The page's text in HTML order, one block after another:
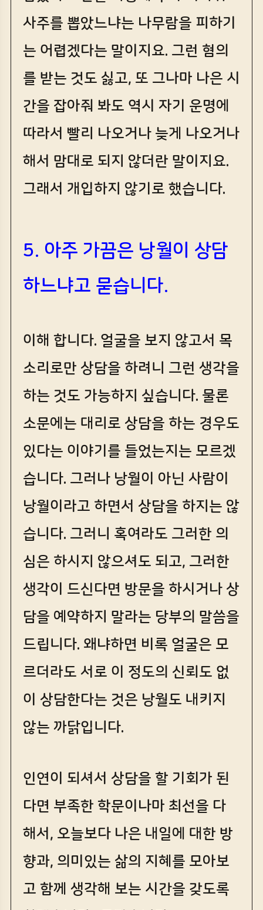
사주를 뽑았느냐는 나무람을 피하기
는 어렵겠다는 말이지요. 그런 혐의
를 받는 것도 싫고, 또 그나마 나은 시
간을 잡아줘 봐도 역시 자기 운명에
따라서 빨리 나오거나 늦게 나오거나
해서 맘대로 되지 않더란 말이지요.
그래서 개입하지 않기로 했습니다.
5. 아주 가끔은 낭월이 상담
하느냐고 묻습니다.
이해 합니다. 얼굴을 보지 않고서 목
소리로만 상담을 하려니 그런 생각을
하는 것도 가능하지 싶습니다. 물론
소문에는 대리로 상담을 하는 경우도
있다는 이야기를 들었는지는 모르겠
습니다. 그러나 낭월이 아닌 사람이
낭월이라고 하면서 상담을 하지는 않
습니다. 그러니 혹여라도 그러한 의
심은 하시지 않으셔도 되고, 그러한
생각이 드신다면 방문을 하시거나 상
담을 예약하지 말라는 당부의 말씀을
드립니다. 왜냐하면 비록 얼굴은 모
르더라도 서로 이 정도의 신뢰도 없
이 상담한다는 것은 낭월도 내키지
않는 까닭입니다.
인연이 되셔서 상담을 할 기회가 된
다면 부족한 학문이나마 최선을 다
해서, 오늘보다 나은 내일에 대한 방
향과, 의미있는 삶의 지혜를 모아보
고 함께 생각해 보는 시간을 갖도록